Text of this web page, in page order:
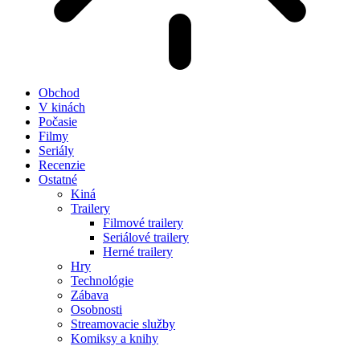
Obchod
V kinách
Počasie
Filmy
Seriály
Recenzie
Ostatné
Kiná
Trailery
Filmové trailery
Seriálové trailery
Herné trailery
Hry
Technológie
Zábava
Osobnosti
Streamovacie služby
Komiksy a knihy